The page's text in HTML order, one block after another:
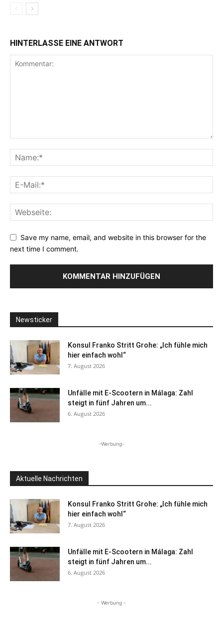
HINTERLASSE EINE ANTWORT
Save my name, email, and website in this browser for the
next time I comment.
Newsticker
Konsul Franko Stritt Grohe: „Ich fühle mich
hier einfach wohl“
7. August 2026
Unfälle mit E-Scootern in Málaga: Zahl
steigt in fünf Jahren um...
6. August 2026
-Werbung-
Aktuelle Nachrichten
Konsul Franko Stritt Grohe: „Ich fühle mich
hier einfach wohl“
7. August 2026
Unfälle mit E-Scootern in Málaga: Zahl
steigt in fünf Jahren um...
6. August 2026
- Werbung -